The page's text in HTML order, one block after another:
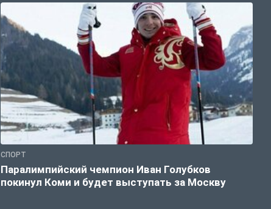
СПОРТ
Паралимпийский чемпион Иван Голубков
покинул Коми и будет выступать за Москву